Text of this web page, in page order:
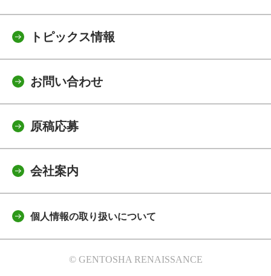
トピックス情報
お問い合わせ
原稿応募
会社案内
個人情報の取り扱いについて
© GENTOSHA RENAISSANCE